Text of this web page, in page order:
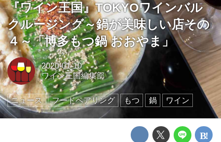
『ワイン王国』TOKYOワインバル
クルージング～鍋が美味しい店その
４～「博多もつ鍋 おおやま」
2020-01-10
ワイン王国編集部
ニュース フードペアリング もつ 鍋 ワイン